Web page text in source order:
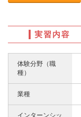
実習内容
体験分野（職
種）
業種
インターンシッ